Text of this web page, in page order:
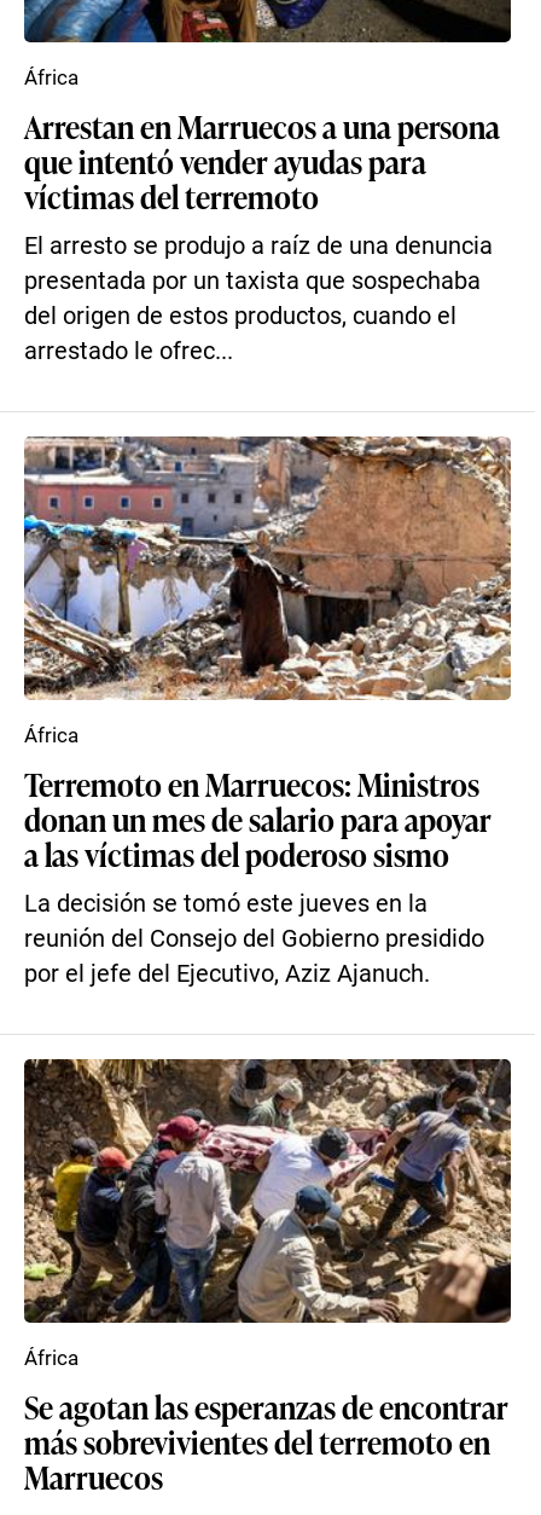
Arrestan en Marruecos a una persona
que intentó vender ayudas para
víctimas del terremoto
El arresto se produjo a raíz de una denuncia
presentada por un taxista que sospechaba
del origen de estos productos, cuando el
arrestado le ofrec...
África
Terremoto en Marruecos: Ministros
donan un mes de salario para apoyar
a las víctimas del poderoso sismo
La decisión se tomó este jueves en la
reunión del Consejo del Gobierno presidido
por el jefe del Ejecutivo, Aziz Ajanuch.
África
Se agotan las esperanzas de encontrar
más sobrevivientes del terremoto en
Marruecos
África